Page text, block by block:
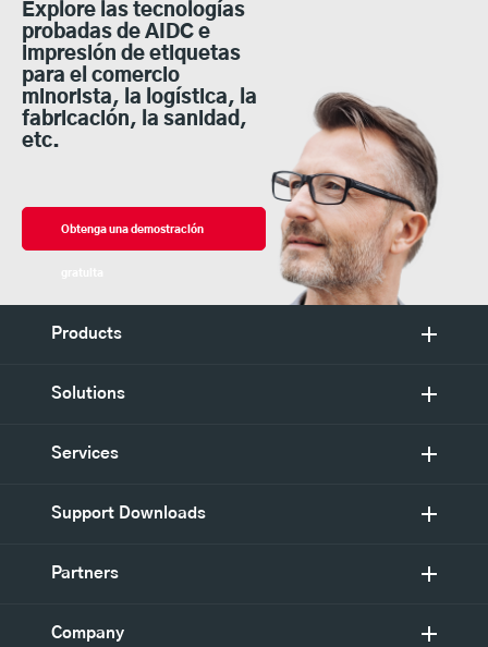
Explore las tecnologías
probadas de AIDC e
impresión de etiquetas
para el comercio
minorista, la logística, la
fabricación, la sanidad,
etc.
Obtenga una demostración
Products
Solutions
Services
Support Downloads
Partners
Company